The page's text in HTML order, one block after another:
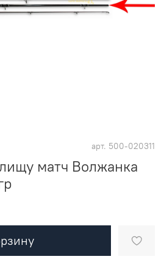
арт. 500-020311
матч Волжанка